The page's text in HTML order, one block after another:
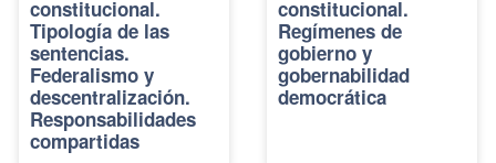
constitucional.
Tipología de las
sentencias.
Federalismo y
descentralización.
Responsabilidades
compartidas
constitucional.
Regímenes de
gobierno y
gobernabilidad
democrática